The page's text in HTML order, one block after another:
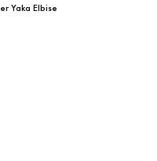
Yaka Elbise